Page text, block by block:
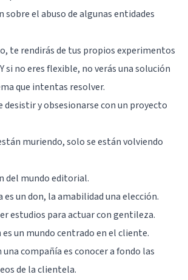
sobre el abuso de algunas entidades
te rendirás de tus propios experimentos
si no eres flexible, no verás una solución
que intentas resolver.
desistir y obsesionarse con un proyecto
muriendo, solo se están volviendo
del mundo editorial.
es un don, la amabilidad una elección.
estudios para actuar con gentileza.
es un mundo centrado en el cliente.
compañía es conocer a fondo las
de la clientela.